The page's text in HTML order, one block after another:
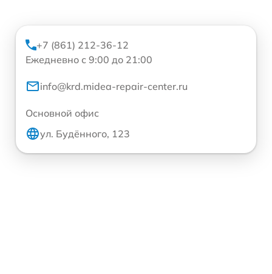
+7 (861) 212-36-12
Ежедневно с 9:00 до 21:00
info@krd.midea-repair-center.ru
Основной офис
ул. Будённого, 123